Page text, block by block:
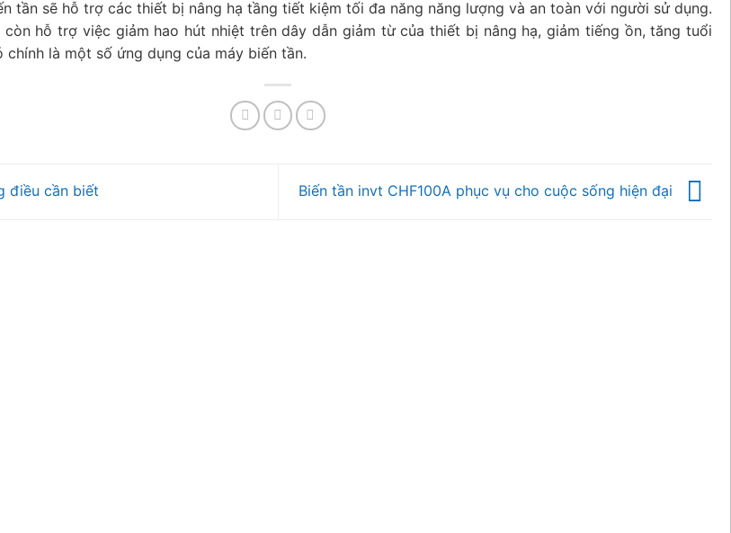
tần sẽ hỗ trợ các thiết bị nâng hạ tầng tiết kiệm tối đa năng năng lượng và an toàn với người sử dụng.
còn hỗ trợ việc giảm hao hút nhiệt trên dây dẫn giảm từ của thiết bị nâng hạ, giảm tiếng ồn, tăng tuổi
là một số ứng dụng của máy biến tần.
điều cần biết Biến tần invt CHF100A phục vụ cho cuộc sống hiện đại